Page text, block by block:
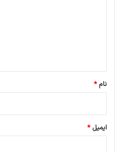
نام*
ایمیل*